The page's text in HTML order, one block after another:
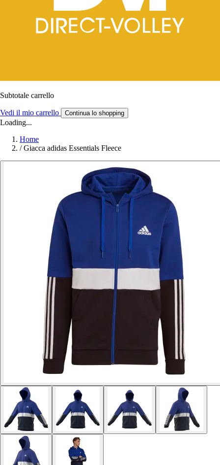
Subtotale carrello
Vedi il mio carrello Continua lo shopping
Loading...
Home
/ Giacca adidas Essentials Fleece